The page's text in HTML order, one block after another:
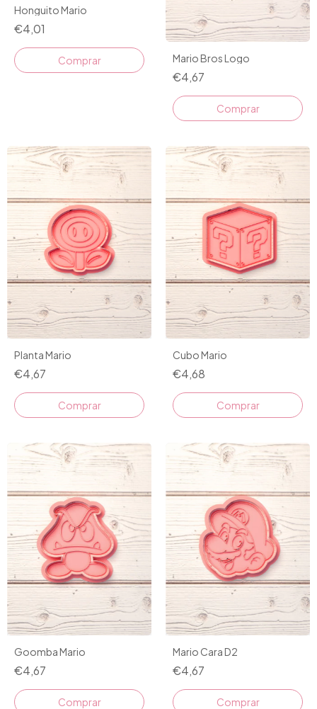
Honguito Mario
€4,01
Mario Bros Logo
€4,67
Comprar
Planta Mario
€4,67
Comprar
Cubo Mario
€4,68
Comprar
Goomba Mario
€4,67
Comprar
Mario Cara D2
€4,67
Comprar